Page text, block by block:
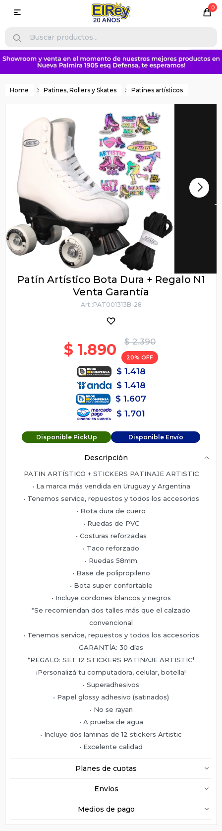
0

Home Patines, Rollers y Skates Patines artísticos
Patín Artístico Bota Dura + Regalo N1
Venta Garantía
PAT001313B-28
$ 2.390
$ 1.890 20
$ 1.418
$ 1.418
$ 1.607
$ 1.701
Disponible PickUp Disponible Envío
Descripción
PATIN ARTÍSTICO + STICKERS PATINAJE ARTISTIC
• La marca más vendida en Uruguay y Argentina
• Tenemos service, repuestos y todos los accesorios
• Bota dura de cuero
• Ruedas de PVC
• Costuras reforzadas
• Taco reforzado
• Ruedas 58mm
• Base de polipropileno
• Bota super confortable
• Incluye cordones blancos y negros
*Se recomiendan dos talles más que el calzado
convencional
• Tenemos service, repuestos y todos los accesorios
GARANTÍA: 30 días
*REGALO: SET 12 STICKERS PATINAJE ARTISTIC*
¡Personalizá tu computadora, celular, botella!
• Superadhesivos
• Papel glossy adhesivo (satinados)
• No se rayan
• A prueba de agua
• Incluye dos laminas de 12 stickers Artistic
• Excelente calidad
Planes de cuotas
Envíos
Medios de pago